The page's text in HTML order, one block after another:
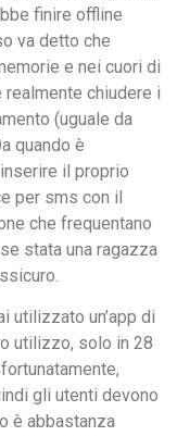
finire offline
va detto che
e nei cuori di
chiudere i
(uguale da
quando è
il proprio
per sms con il
che frequentano
stata una ragazza
utilizzato un’app di
utilizzo, solo in 28
gli utenti devono
è abbastanza